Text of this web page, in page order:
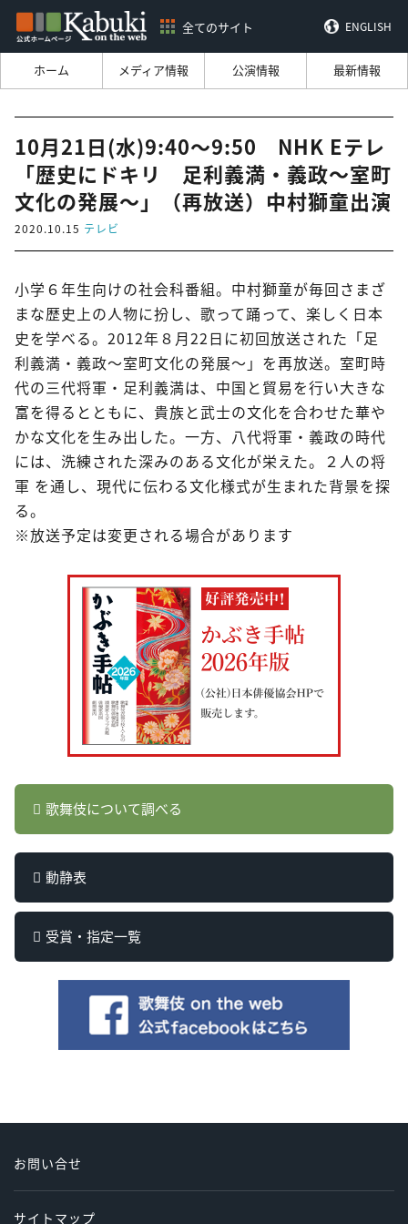
全てのサイト ENGLISH
ホーム メディア情報 公演情報 最新情報
10月21日(水)9:40～9:50 NHK Eテレ
「歴史にドキリ 足利義満・義政～室町
文化の発展～」（再放送）中村獅童出演
2020.10.15 テレビ
小学６年生向けの社会科番組。中村獅童が毎回さまざ
まな歴史上の人物に扮し、歌って踊って、楽しく日本
史を学べる。2012年８月22日に初回放送された「足
利義満・義政～室町文化の発展～」を再放送。室町時
代の三代将軍・足利義満は、中国と貿易を行い大きな
富を得るとともに、貴族と武士の文化を合わせた華や
かな文化を生み出した。一方、八代将軍・義政の時代
には、洗練された深みのある文化が栄えた。２人の将
軍 を通し、現代に伝わる文化様式が生まれた背景を探
る。
※放送予定は変更される場合があります
歌舞伎について調べる
動静表
受賞・指定一覧
お問い合せ
サイトマップ